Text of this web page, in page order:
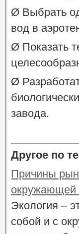
Ø Выбрать
вод в
Ø Показать
Ø
завода.
Другое по
Причины
окружающей
Экология –
собой и с